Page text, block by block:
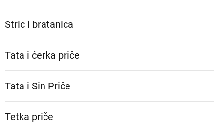
Stric i bratanica
Tata i ćerka priče
Tata i Sin Priče
Tetka priče